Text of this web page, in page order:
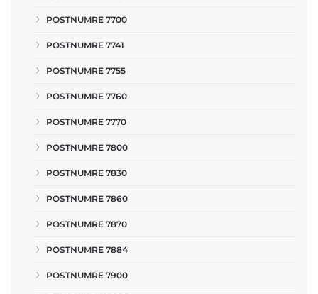
POSTNUMRE 7700
POSTNUMRE 7741
POSTNUMRE 7755
POSTNUMRE 7760
POSTNUMRE 7770
POSTNUMRE 7800
POSTNUMRE 7830
POSTNUMRE 7860
POSTNUMRE 7870
POSTNUMRE 7884
POSTNUMRE 7900